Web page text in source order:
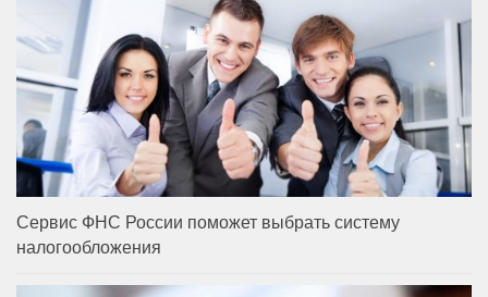
Сервис ФНС России поможет выбрать систему
налогообложения